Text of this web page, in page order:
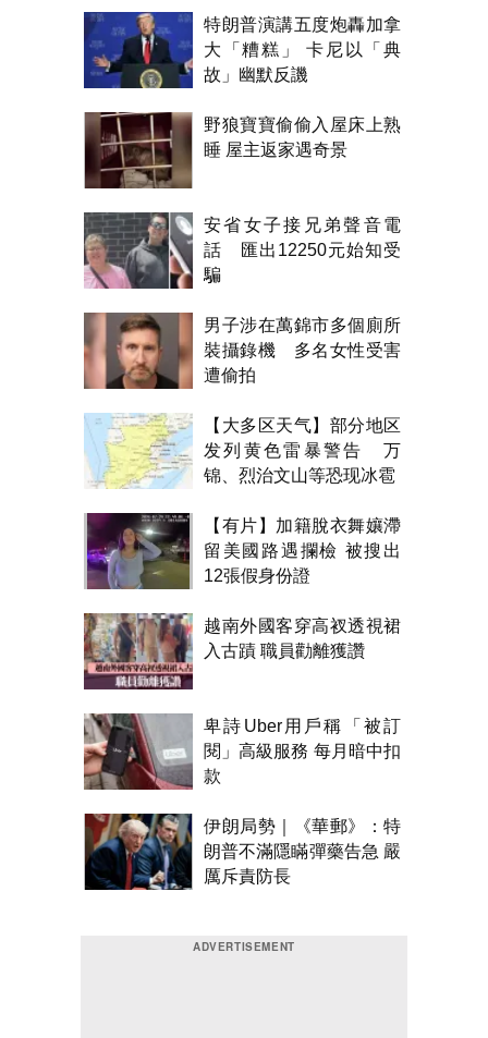
特朗普演講五度炮轟加拿
大「糟糕」 卡尼以「典
故」幽默反譏
野狼寶寶偷偷入屋床上熟
睡 屋主返家遇奇景
安省女子接兄弟聲音電
話 匯出12250元始知受
騙
男子涉在萬錦市多個廁所
裝攝錄機 多名女性受害
遭偷拍
【大多区天气】部分地区
发列黄色雷暴警告 万
锦、烈治文山等恐现冰雹
【有片】加籍脫衣舞孃滯
留美國路遇攔檢 被搜出
12張假身份證
越南外國客穿高衩透視裙
入古蹟 職員勸離獲讚
卑詩Uber用戶稱「被訂
閱」高級服務 每月暗中扣
款
伊朗局勢｜《華郵》：特
朗普不滿隱瞞彈藥告急 嚴
厲斥責防長